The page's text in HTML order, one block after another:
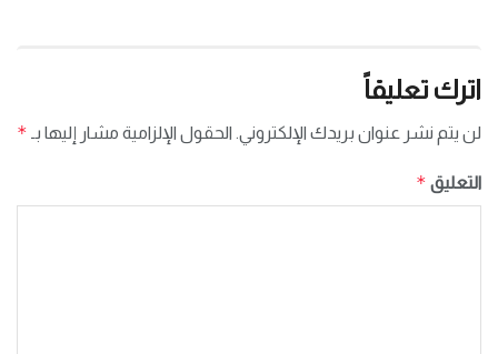
اترك تعليقاً
لن يتم نشر عنوان بريدك الإلكتروني. الحقول الإلزامية مشار إليها بـ *
التعليق *